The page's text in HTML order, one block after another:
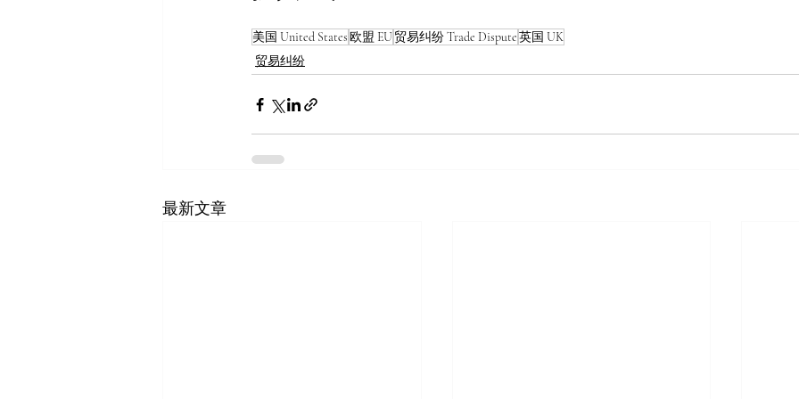
美国 United States欧盟 EU 贸易纠纷 Trade Dispute英国 UK
贸易纠纷
最新文章